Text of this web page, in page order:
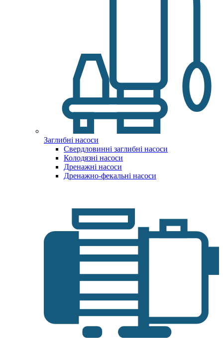
Заглибні насоси
Свердловинні заглибні насоси
Колодязні насоси
Дренажні насоси
Дренажно-фекальні насоси